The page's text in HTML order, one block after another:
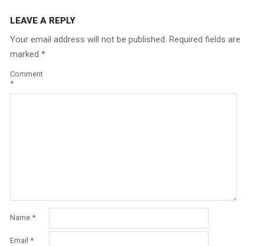
LEAVE A REPLY
Your email address will not be published. Required fields are
marked *
Comment
*
Name *
Email *